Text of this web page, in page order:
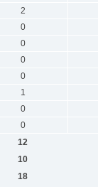
2
0
0
0
0
1
0
0
12
10
18